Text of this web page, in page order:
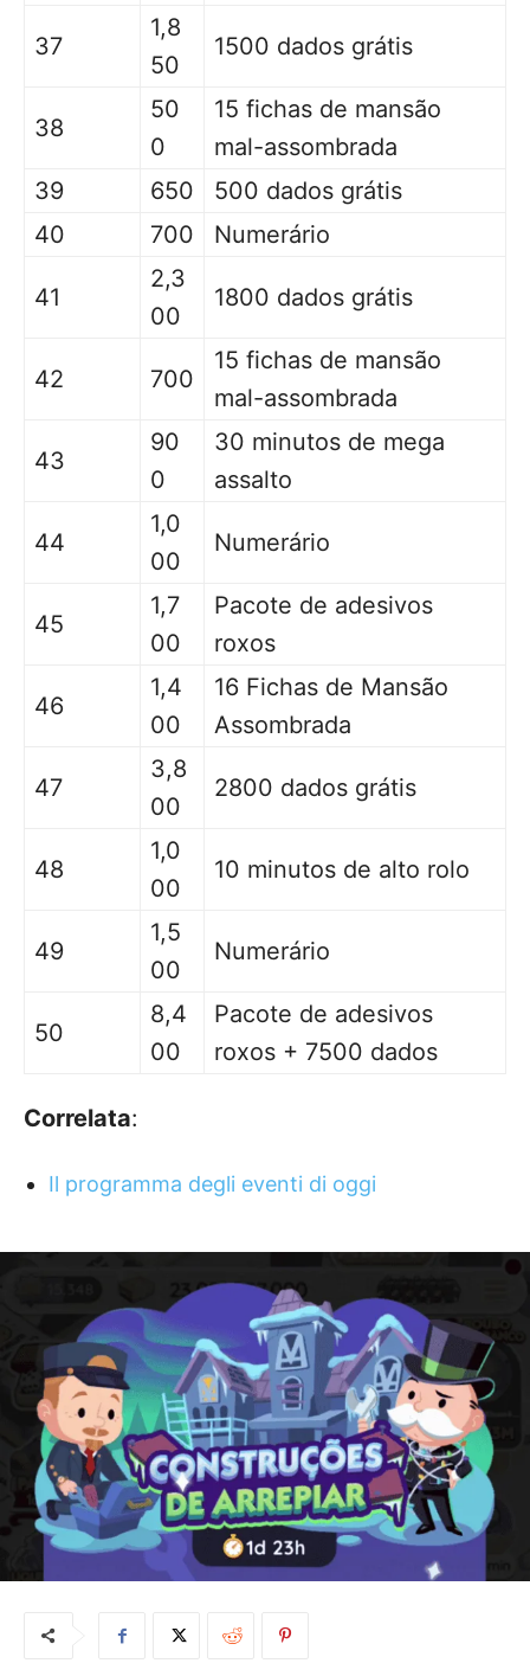
37
1,8
50
1500 dados grátis
38
50
0
15 fichas de mansão
mal-assombrada
39
650
500 dados grátis
40
700 Numerário
41
2,3
00
1800 dados grátis
42 700
15 fichas de mansão
mal-assombrada
43
90
0
30 minutos de mega
assalto
44
1,0
00
Numerário
45
1,7
00
Pacote de adesivos
roxos
46
1,4
00
16 Fichas de Mansão
Assombrada
47
3,8
00
2800 dados grátis
48
1,0
00
10 minutos de alto rolo
49
1,5
00
Numerário
50
8,4
00
Pacote de adesivos
roxos + 7500 dados
Correlata:
Il programma degli eventi di oggi